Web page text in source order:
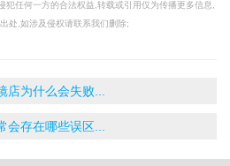
任何一方的合法权益,转载或引用仅为传播更多信息,
处,如涉及侵权请联系我们删除;
店为什么会失败...
会存在哪些误区...